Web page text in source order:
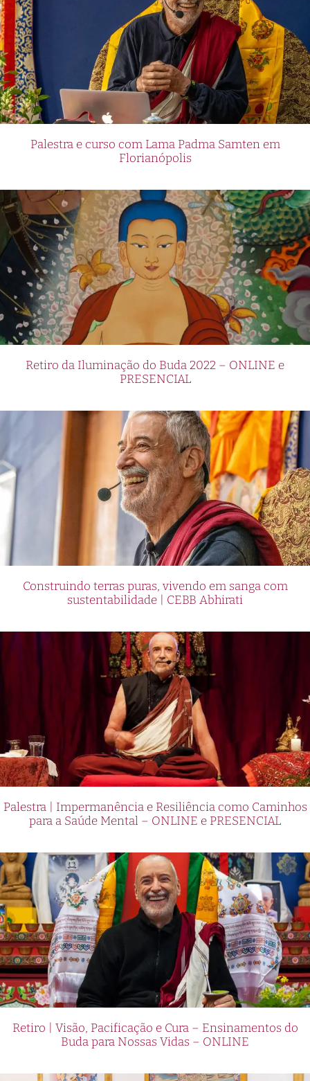
Palestra e curso com Lama Padma Samten em
Florianópolis
Retiro da Iluminação do Buda 2022 – ONLINE e
PRESENCIAL
Construindo terras puras, vivendo em sanga com
sustentabilidade | CEBB Abhirati
Palestra | Impermanência e Resiliência como Caminhos
para a Saúde Mental – ONLINE e PRESENCIAL
Retiro | Visão, Pacificação e Cura – Ensinamentos do
Buda para Nossas Vidas – ONLINE